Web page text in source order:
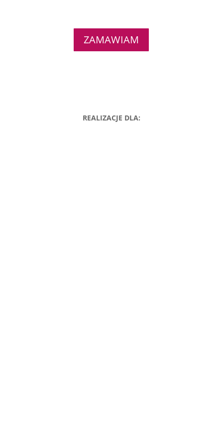
ZAMAWIAM
REALIZACJE DLA: